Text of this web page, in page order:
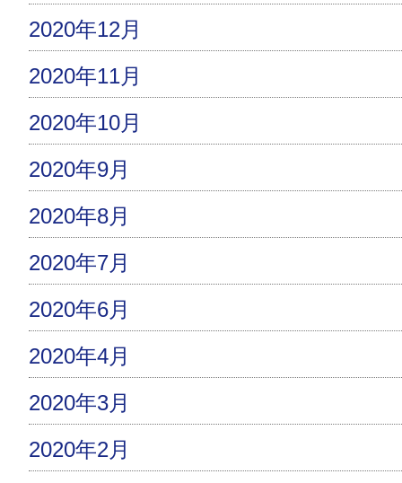
2020年12月
2020年11月
2020年10月
2020年9月
2020年8月
2020年7月
2020年6月
2020年4月
2020年3月
2020年2月